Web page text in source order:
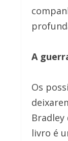
A
Os
Bradley
livro é